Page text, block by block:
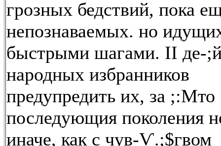
грозных бедствий, пока
непознаваемых. но
быстрыми шагами. II де-
народных избранников
предупредить их, за ;:Мто
последующия поколения
иначе, как с чув-Ѵ.;$гвом